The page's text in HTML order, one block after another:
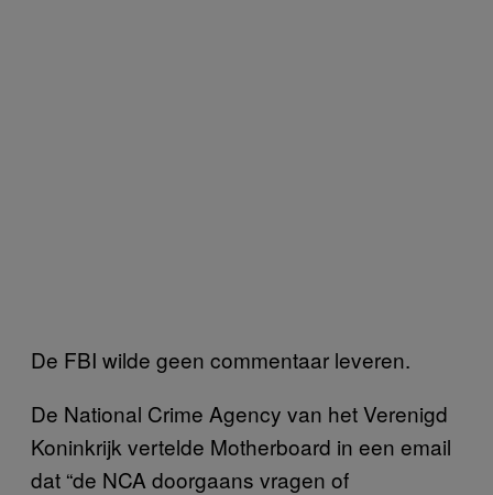
De FBI wilde geen commentaar leveren.
De National Crime Agency van het Verenigd
Koninkrijk vertelde Motherboard in een email
dat “de NCA doorgaans vragen of